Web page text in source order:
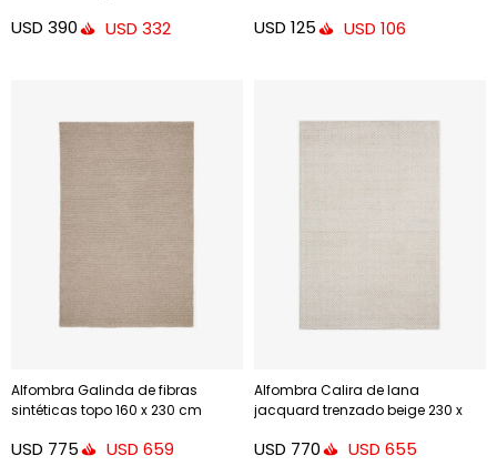
USD 390 USD 332 USD 125 USD 106
Alfombra Galinda de fibras
sintéticas topo 160 x 230 cm
USD 775 USD 659
Alfombra Calira de lana
jacquard trenzado beige 230 x
USD 770 USD 655